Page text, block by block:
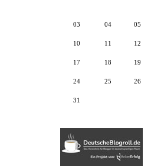
03 04 05
10 11 12
17 18 19
24 25 26
31